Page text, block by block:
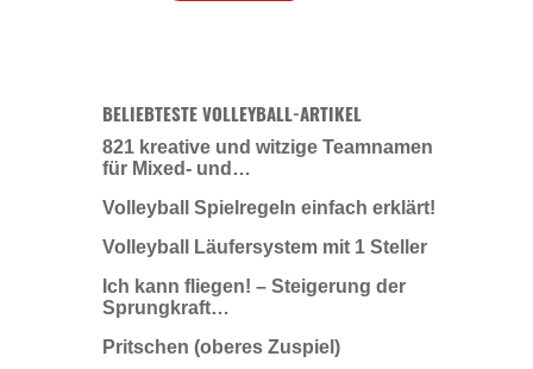
BELIEBTESTE VOLLEYBALL-ARTIKEL
821 kreative und witzige Teamnamen
für Mixed- und…
Volleyball Spielregeln einfach erklärt!
Volleyball Läufersystem mit 1 Steller
Ich kann fliegen! – Steigerung der
Sprungkraft…
Pritschen (oberes Zuspiel)